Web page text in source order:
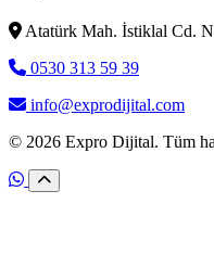
Atatürk Mah. İstiklal Cd.
0530 313 59 39
info@exprodijital.com
© 2026 Expro Dijital. Tüm